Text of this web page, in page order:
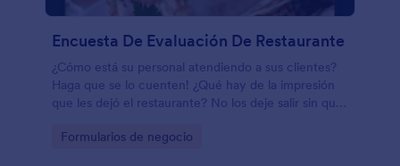
Encuesta De Evaluación De Restaurante
¿Cómo está su personal atendiendo a sus clientes?
Haga que se lo cuenten! ¿Qué hay de la impresión
que les dejó el restaurante? No los deje salir sin que
en la industria de hoteles y restaurantes.
Go to Category:
Formularios de negocio